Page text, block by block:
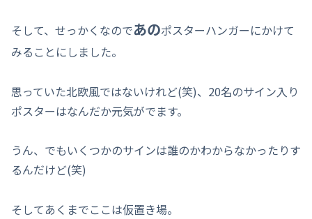
そして、せっかくなのであのポスターハンガーにかけて
みることにしました。
思っていた北欧風ではないけれど(笑)、20名のサイン入り
ポスターはなんだか元気がでます。
うん、でもいくつかのサインは誰のかわからなかったりす
るんだけど(笑)
そしてあくまでここは仮置き場。